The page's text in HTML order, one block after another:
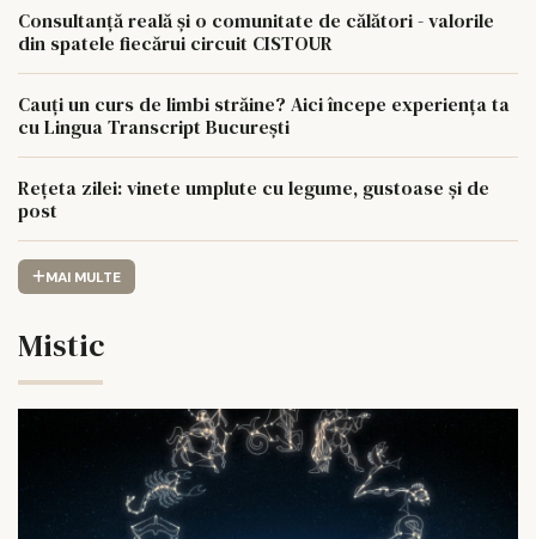
Consultanță reală și o comunitate de călători - valorile
din spatele fiecărui circuit CISTOUR
Cauți un curs de limbi străine? Aici începe experiența ta
cu Lingua Transcript București
Rețeta zilei: vinete umplute cu legume, gustoase și de
post
MAI MULTE
Mistic